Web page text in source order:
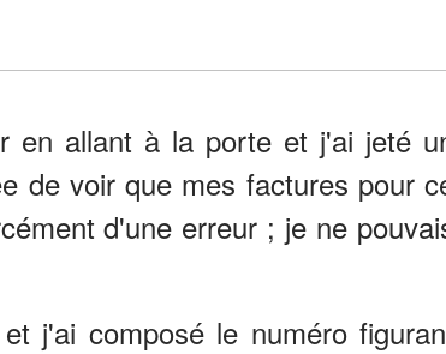
en allant à la porte et j'ai jeté
de voir que mes factures pour
d'une erreur ; je ne
j'ai composé le numéro